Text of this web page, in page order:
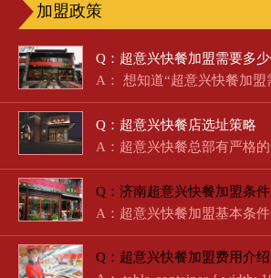
加盟政策
Q：超意兴快餐店选址策略
Q：济南超意兴快餐加盟条件
Q：超意兴快餐加盟费用介绍